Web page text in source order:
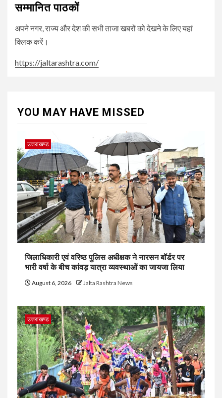
सम्मानित पाठकों
अपने नगर, राज्य और देश की सभी ताजा खबरों को देखने के लिए यहां
क्लिक करें।
https://jaltarashtra.com/
YOU MAY HAVE MISSED
उत्तराखण्ड
जिलाधिकारी एवं वरिष्ठ पुलिस अधीक्षक ने नारसन बॉर्डर पर
भारी वर्षा के बीच कांवड़ यात्रा व्यवस्थाओं का जायजा लिया
August 6, 2026 Jalta Rashtra News
उत्तराखण्ड